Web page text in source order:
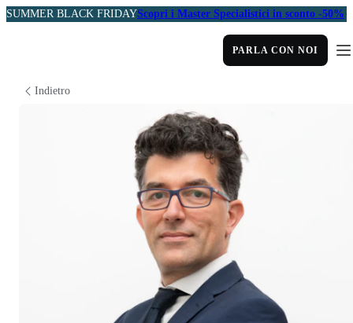
SUMMER BLACK FRIDAYScopri i Master Specialistici in sconto -50%
PARLA CON NOI
Indietro